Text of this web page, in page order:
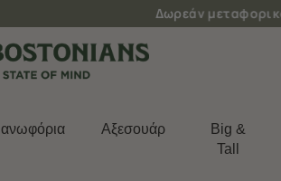
παραγγελίες άνω των 50€
Aξεσουάρ
Big &
Tall